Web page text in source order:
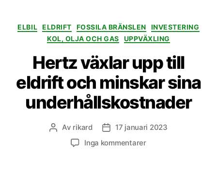
Kategorier
ELBIL ELDRIFT FOSSILA BRÄNSLEN
INVESTERING
KOL, OLJA OCH GAS
UPPVÄXLING
Hertz växlar upp till
eldrift och minskar sina
underhållskostnader
Inläggsförfattare
Av rikard Inläggsdatum
17 januari 2023
Inga kommentarertill